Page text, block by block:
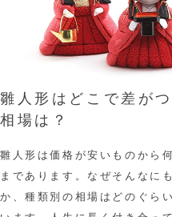
雛人形はどこで差が
相場は？
雛人形は価格が安いものから
まであります。なぜそんなに
か、種類別の相場はどのぐら